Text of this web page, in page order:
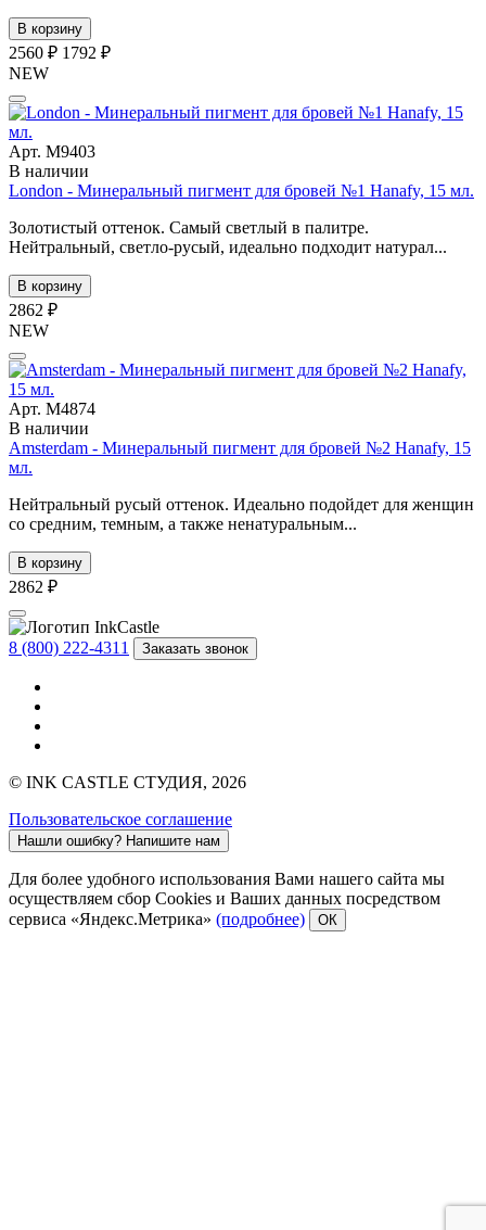
В корзину
2560 ₽ 1792 ₽
NEW
Арт. М9403
В наличии
London - Минеральный пигмент для бровей №1 Hanafy, 15 мл.
Золотистый оттенок. Самый светлый в палитре.
Нейтральный, светло-русый, идеально подходит натурал...
В корзину
2862 ₽
NEW
Арт. М4874
В наличии
Amsterdam - Минеральный пигмент для бровей №2 Hanafy, 15
мл.
Нейтральный русый оттенок. Идеально подойдет для женщин
со средним, темным, а также ненатуральным...
В корзину
2862 ₽
8 (800) 222-4311 Заказать звонок
© INK CASTLE СТУДИЯ, 2026
Пользовательское соглашение
Нашли ошибку? Напишите нам
Для более удобного использования Вами нашего сайта мы
осуществляем сбор Cookies и Ваших данных посредством
сервиса «Яндекс.Метрика» (подробнее) ОК